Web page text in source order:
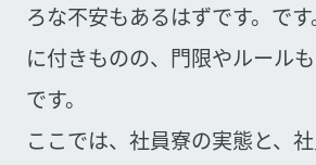
ろな不安もあるはずです。で
に付きものの、門限やルール
です。
ここでは、社員寮の実態と、